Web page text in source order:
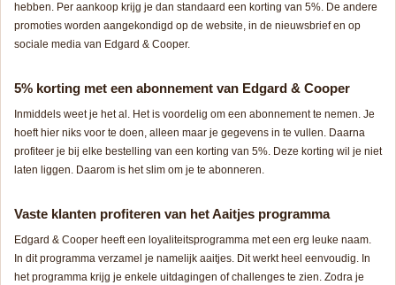
hebben. Per aankoop krijg je dan standaard een korting van 5%. De andere
promoties worden aangekondigd op de website, in de nieuwsbrief en op
sociale media van Edgard & Cooper.
5% korting met een abonnement van Edgard & Cooper
Inmiddels weet je het al. Het is voordelig om een abonnement te nemen. Je
hoeft hier niks voor te doen, alleen maar je gegevens in te vullen. Daarna
profiteer je bij elke bestelling van een korting van 5%. Deze korting wil je niet
laten liggen. Daarom is het slim om je te abonneren.
Vaste klanten profiteren van het Aaitjes programma
Edgard & Cooper heeft een loyaliteitsprogramma met een erg leuke naam.
In dit programma verzamel je namelijk aaitjes. Dit werkt heel eenvoudig. In
het programma krijg je enkele uitdagingen of challenges te zien. Zodra je